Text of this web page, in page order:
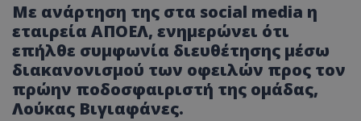
Με ανάρτηση της στα social media η
εταιρεία ΑΠΟΕΛ, ενημερώνει ότι
επήλθε συμφωνία διευθέτησης μέσω
διακανονισμού των οφειλών προς τον
πρώην ποδοσφαιριστή της ομάδας,
Λούκας Βιγιαφάνες.